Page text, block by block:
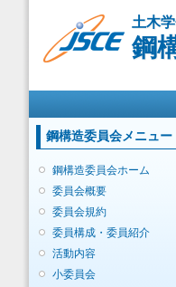
土木
鋼
鋼構造委員会メニュー
鋼構造委員会ホーム
委員会概要
委員会規約
委員構成・委員紹介
活動内容
小委員会